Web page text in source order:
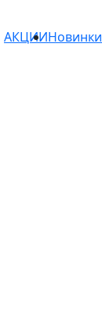
АКЦИИНовинки